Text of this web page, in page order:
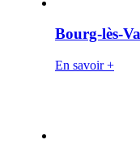
Bourg-lès-
En savoir +